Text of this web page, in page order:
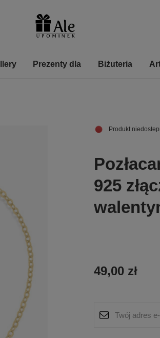
Prezenty dla Biżuteria
Produkt
925
49,00 zł